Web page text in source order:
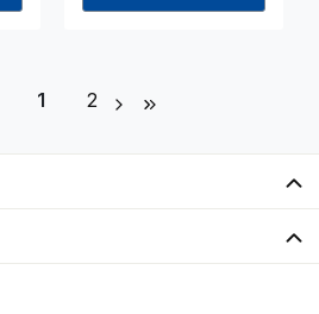
Seite
1 Seite
2